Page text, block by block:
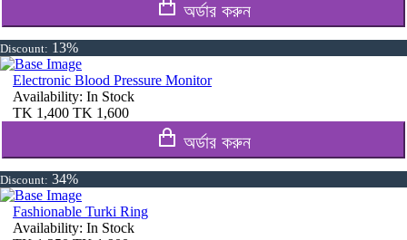
অর্ডার করুন
Discount: 13%
Electronic Blood Pressure Monitor
Availability: In Stock
TK 1,400 TK 1,600
অর্ডার করুন
Discount: 34%
Fashionable Turki Ring
Availability: In Stock